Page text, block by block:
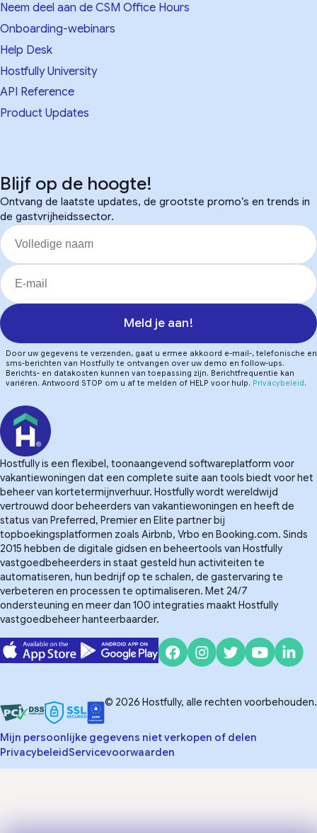
Neem deel aan de CSM Office Hours
Onboarding-webinars
Help Desk
Hostfully University
API Reference
Product Updates
Blijf op de hoogte!
Ontvang de laatste updates, de grootste promo’s en trends in
de gastvrijheidssector.
Meld je aan!
Door uw gegevens te verzenden, gaat u ermee akkoord e-mail-, telefonische en
sms-berichten van Hostfully te ontvangen over uw demo en follow-ups.
Berichts- en datakosten kunnen van toepassing zijn. Berichtfrequentie kan
variëren. Antwoord STOP om u af te melden of HELP voor hulp. Privacybeleid .
Hostfully is een flexibel, toonaangevend softwareplatform voor
vakantiewoningen dat een complete suite aan tools biedt voor het
beheer van kortetermijnverhuur. Hostfully wordt wereldwijd
vertrouwd door beheerders van vakantiewoningen en heeft de
status van Preferred, Premier en Elite partner bij
topboekingsplatformen zoals Airbnb, Vrbo en Booking.com. Sinds
2015 hebben de digitale gidsen en beheertools van Hostfully
vastgoedbeheerders in staat gesteld hun activiteiten te
automatiseren, hun bedrijf op te schalen, de gastervaring te
verbeteren en processen te optimaliseren. Met 24/7
ondersteuning en meer dan 100 integraties maakt Hostfully
vastgoedbeheer hanteerbaarder.
© 2026 Hostfully, alle rechten voorbehouden.
Mijn persoonlijke gegevens niet verkopen of delen
PrivacybeleidServicevoorwaarden